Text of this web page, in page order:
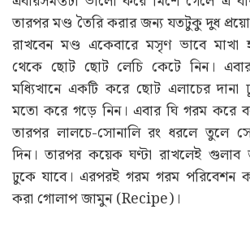
চিনি: ১ কাপ
প্রণালী:প্রথমে চিনির সিরা তৈরি করে
এবং ছোট এলাচ থেঁতো করে তার মধ্যে
একটি পাত্রে ময়দা, বেকিং সোডা, এক
ভালো করে মিশিয়ে নিন। ঘি দিয়ে ভালো
এবারসমস্তটা ভালো করে মিশে গেলে এ
তারপর মণ্ড তৈরি করার জন্য যতটুকু দুধ
রাখবেন মণ্ড একেবারে মসৃণ ভাবে মাখা
থেকে ছোট ছোট লেচি কেটে নিন। এবার